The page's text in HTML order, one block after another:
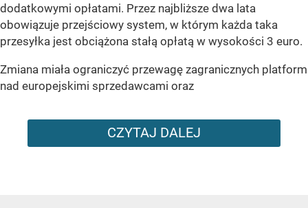
dodatkowymi opłatami. Przez najbliższe dwa lata
obowiązuje przejściowy system, w którym każda taka
przesyłka jest obciążona stałą opłatą w wysokości 3 euro.
Zmiana miała ograniczyć przewagę zagranicznych platform
nad europejskimi sprzedawcami oraz
CZYTAJ DALEJ